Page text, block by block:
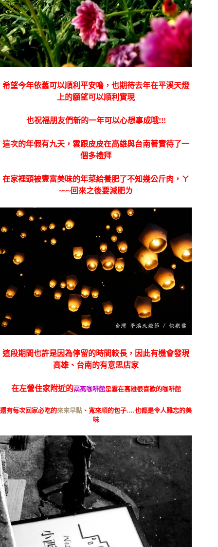
希望今年依舊可以順利平安嚕，也期待去年在平溪天燈
上的願望可以順利實現
也祝福朋友們新的一年可以心想事成哦!!!
這次的年假有九天，雲跟皮皮在高雄與台南著實待了一
個多禮拜
在家裡頭被豐富美味的年菜給養肥了不知幾公斤肉，ㄚ
~~~回來之後要減肥ㄌ
這段期間也許是因為停留的時間較長，因此有機會發現
高雄、台南的有意思店家
在左營住家附近的鬲离咖啡館是雲在高雄很喜歡的咖啡館
還有每次回家必吃的來來早點 、寬來順的包子….也都是令人難忘的美
味